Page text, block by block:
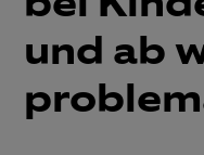
und ab